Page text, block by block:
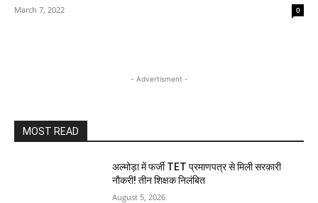
March 7, 2022 0
- Advertisment -
MOST READ
अल्मोड़ा में फर्जी TET प्रमाणपत्र से मिली सरकारी
नौकरी! तीन शिक्षक निलंबित
August 5, 2026